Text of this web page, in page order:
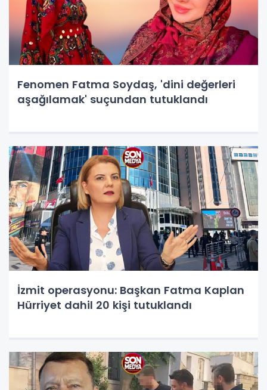
Fenomen Fatma Soydaş, 'dini değerleri
aşağılamak' suçundan tutuklandı
İzmit operasyonu: Başkan Fatma Kaplan
Hürriyet dahil 20 kişi tutuklandı